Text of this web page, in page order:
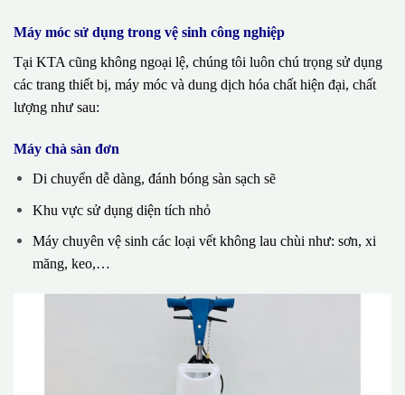
Máy móc sử dụng trong vệ sinh công nghiệp
Tại KTA cũng không ngoại lệ, chúng tôi luôn chú trọng sử dụng
các trang thiết bị, máy móc và dung dịch hóa chất hiện đại, chất
lượng như sau:
Máy chà sàn đơn
Di chuyển dễ dàng, đánh bóng sàn sạch sẽ
Khu vực sử dụng diện tích nhỏ
Máy chuyên vệ sinh các loại vết không lau chùi như: sơn, xi
măng, keo,…